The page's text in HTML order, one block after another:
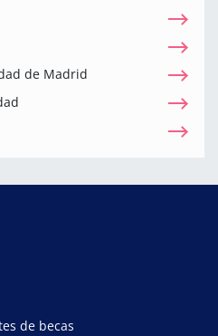
de Madrid
de becas